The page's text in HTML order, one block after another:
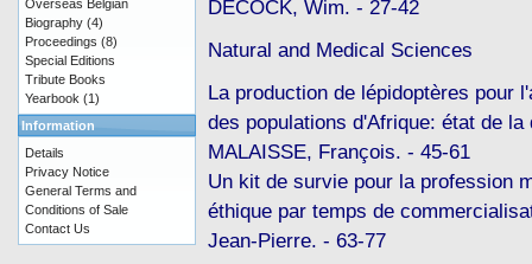
DECOCK, Wim. - 27-42
Natural and Medical Sciences
La production de lépidoptères pour
des populations d'Afrique: état de la
MALAISSE, François. - 45-61
Un kit de survie pour la profession
éthique par temps de
Jean-Pierre. - 63-77
Overseas Belgian
Biography (4)
Proceedings (8)
Special Editions
Tribute Books
Yearbook (1)
Information
Details
Privacy Notice
General Terms and
Conditions of Sale
Contact Us